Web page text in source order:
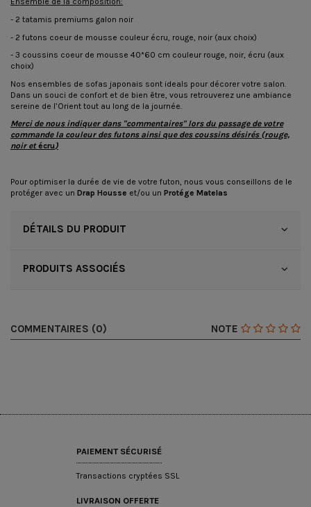
- 2 tatamis premiums galon noir
- 2 futons coeur de mousse couleur écru, rouge, noir (aux choix)
- 3 coussins coeur de mousse 40*60 cm couleur rouge, noir, écru (aux
choix)
Nos ensembles de sofas japonais sont ideals pour décorer votre salon.
Dans un souci de confort et de bien être, vous retrouverez une ambiance
sereine de l’Orient tout au long de la journée.
Merci de nous indiquer dans "commentaires" lors du passage de votre
commande la couleur des futons ainsi que des coussins désirés (rouge,
noir etécru)
Pour optimiser la durée de vie de votre futon, nous vous conseillons de le
protéger avec un Drap Housse et/ou un Protége Matelas
DÉTAILS DU PRODUIT
PRODUITS ASSOCIÉS
NOTE
COMMENTAIRES (0)
PAIEMENT SÉCURISÉ
Transactions cryptées SSL
LIVRAISON OFFERTE